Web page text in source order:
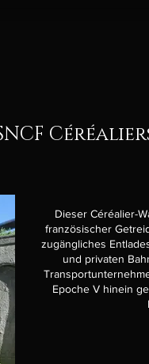
Dieser Céréalier-
französischer
zugängliches
und privaten
Epoche V hinein